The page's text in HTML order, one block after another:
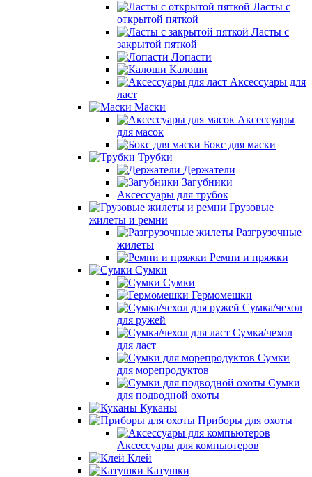
Ласты с
открытой пяткой
Ласты с
закрытой пяткой
Лопасти
Калоши
Аксессуары для
ласт
Маски
Аксессуары
для масок
Бокс для маски
Трубки
Держатели
Загубники
Аксессуары для трубок
Грузовые
жилеты и ремни
Разгрузочные
жилеты
Ремни и пряжки
Сумки
Сумки
Гермомешки
Сумка/чехол
для ружей
Сумка/чехол
для ласт
Сумки
для морепродуктов
Сумки
для подводной охоты
Куканы
Приборы для охоты
Аксессуары для компьютеров
Клей
Катушки